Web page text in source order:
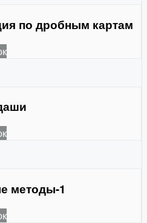
по дробным картам
методы-1